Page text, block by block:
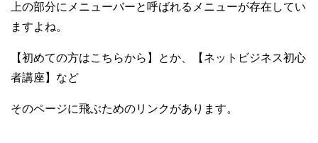
上の部分にメニューバーと呼ばれるメニューが存在してい
ますよね。
【初めての方はこちらから】とか、【ネットビジネス初心
者講座】など
そのページに飛ぶためのリンクがあります。